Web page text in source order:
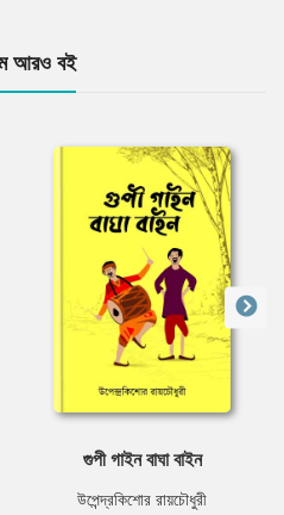
আরও বই
গুপী গাইন বাঘা বাইন
উপেন্দ্রকিশোর রায়চৌধুরী